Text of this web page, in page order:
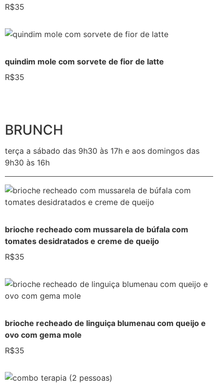
R$35
quindim mole com sorvete de fior de latte
R$35
BRUNCH
terça a sábado das 9h30 às 17h e aos domingos das
9h30 às 16h
brioche recheado com mussarela de búfala com
tomates desidratados e creme de queijo
R$35
brioche recheado de linguiça blumenau com queijo e
ovo com gema mole
R$35